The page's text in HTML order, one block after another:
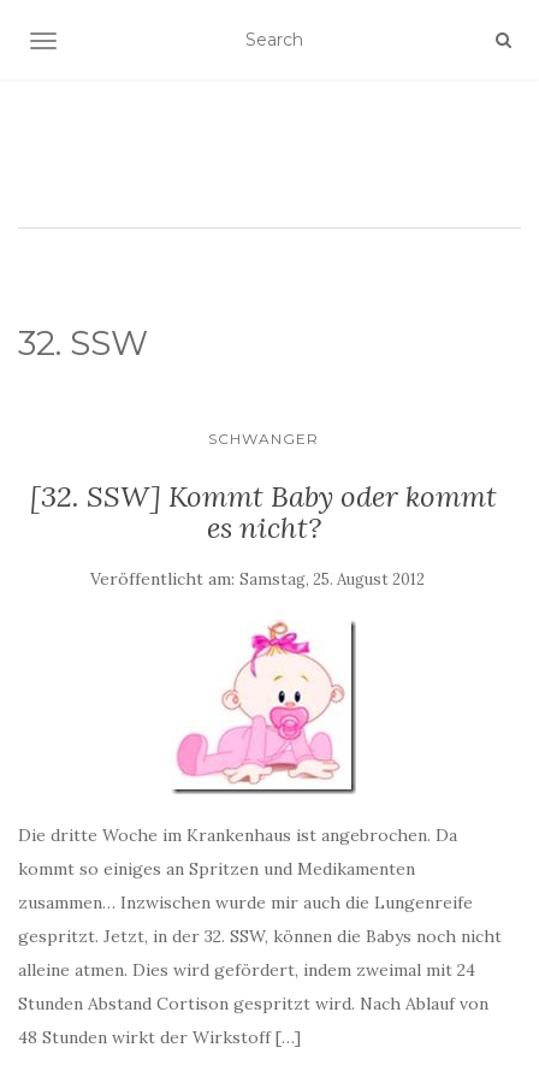
SCHALTE NAVIGATION
32. SSW
SCHWANGER
[32. SSW] Kommt Baby oder kommt
es nicht?
Veröffentlicht am: Samstag, 25. August 2012
Die dritte Woche im Krankenhaus ist angebrochen. Da
kommt so einiges an Spritzen und Medikamenten
zusammen… Inzwischen wurde mir auch die Lungenreife
gespritzt. Jetzt, in der 32. SSW, können die Babys noch nicht
alleine atmen. Dies wird gefördert, indem zweimal mit 24
Stunden Abstand Cortison gespritzt wird. Nach Ablauf von
48 Stunden wirkt der Wirkstoff […]